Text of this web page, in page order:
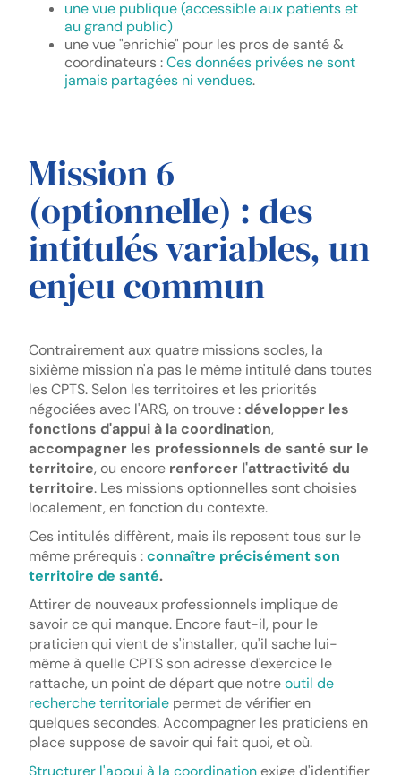
une vue publique (accessible aux patients et
au grand public)
une vue "enrichie" pour les pros de santé &
coordinateurs :Ces données privées ne sont
jamais partagées ni vendues.
Mission 6
(optionnelle) : des
intitulés variables, un
enjeu commun
Contrairement aux quatre missions socles, la
sixième mission n'a pas le même intitulé dans toutes
les CPTS. Selon les territoires et les priorités
négociées avec l'ARS, on trouve : développer les
fonctions d'appui à la coordination,
accompagner les professionnels de santé sur le
territoire, ou encore renforcer l'attractivité du
territoire. Les missions optionnelles sont choisies
localement, en fonction du contexte.
Ces intitulés diffèrent, mais ils reposent tous sur le
même prérequis :connaître précisément son
territoire de santé.
Attirer de nouveaux professionnels implique de
savoir ce qui manque. Encore faut-il, pour le
praticien qui vient de s'installer, qu'il sache lui-
même à quelle CPTS son adresse d'exercice le
rattache, un point de départ que notreoutil de
recherche territoriale permet de vérifier en
quelques secondes. Accompagner les praticiens en
place suppose de savoir qui fait quoi, et où.
Structurer l'appui à la coordinationexige d'identifier